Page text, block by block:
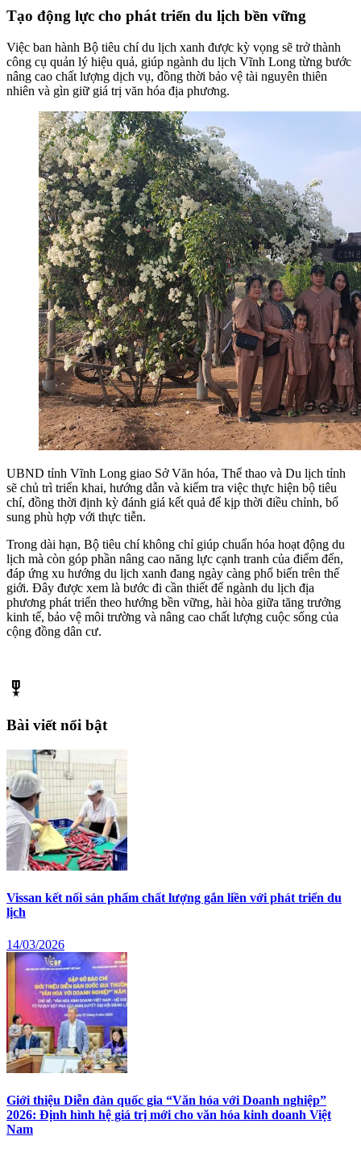
Tạo động lực cho phát triển du lịch bền vững
Việc ban hành Bộ tiêu chí du lịch xanh được kỳ vọng sẽ trở thành
công cụ quản lý hiệu quả, giúp ngành du lịch Vĩnh Long từng bước
nâng cao chất lượng dịch vụ, đồng thời bảo vệ tài nguyên thiên
nhiên và gìn giữ giá trị văn hóa địa phương.
UBND tỉnh Vĩnh Long giao Sở Văn hóa, Thể thao và Du lịch tỉnh
sẽ chủ trì triển khai, hướng dẫn và kiểm tra việc thực hiện bộ tiêu
chí, đồng thời định kỳ đánh giá kết quả để kịp thời điều chỉnh, bổ
sung phù hợp với thực tiễn.
Trong dài hạn, Bộ tiêu chí không chỉ giúp chuẩn hóa hoạt động du
lịch mà còn góp phần nâng cao năng lực cạnh tranh của điểm đến,
đáp ứng xu hướng du lịch xanh đang ngày càng phổ biến trên thế
giới. Đây được xem là bước đi cần thiết để ngành du lịch địa
phương phát triển theo hướng bền vững, hài hòa giữa tăng trưởng
kinh tế, bảo vệ môi trường và nâng cao chất lượng cuộc sống của
cộng đồng dân cư.
military_tech
Bài viết nổi bật
Vissan kết nối sản phẩm chất lượng gắn liền với phát triển du
lịch
14/03/2026
Giới thiệu Diễn đàn quốc gia “Văn hóa với Doanh nghiệp”
2026: Định hình hệ giá trị mới cho văn hóa kinh doanh Việt
Nam